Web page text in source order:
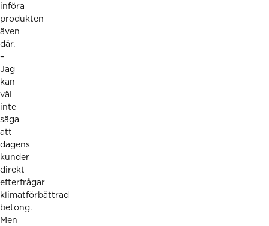
införa
produkten
även
där.
–
Jag
kan
väl
inte
säga
att
dagens
kunder
direkt
efterfrågar
klimatförbättrad
betong.
Men